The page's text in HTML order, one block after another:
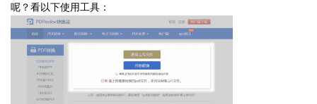
呢？看以下使用工具：